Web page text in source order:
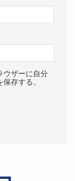
ウザーに自分
存する。